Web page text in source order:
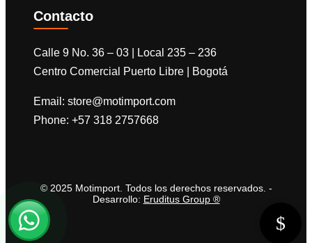
Contacto
Calle 9 No. 36 – 03 | Local 235 – 236
Centro Comercial Puerto Libre | Bogotá
Email: store@motimport.com
Phone: +57 318 2757668
© 2025 Motimport. Todos los derechos reservados. -
Desarrollo: Eruditus Group ®